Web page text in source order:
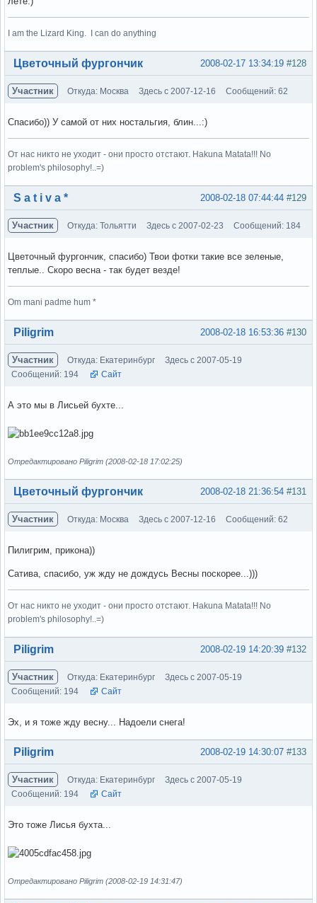
I am the Lizard King. I can do anything
Вне форума #128
2008-02-17 13:34:19
Цветочный фургончик
Участник Откуда: Москва Здесь с 2007-12-16 Сообщений: 62
Спасибо)) У самой от них ностальгия, блин...:)
От нас никто не уходит - они просто отстают. Hakuna Matata!!! No
problem's philosophy!..=)
Вне форума #129
2008-02-18 07:44:44
S a t i v a *
Участник Откуда: Тольятти Здесь с 2007-02-23 Сообщений: 184
Цветочный фургончик, спасибо) Твои фотки такие все зеленые,
теплые.. Скоро весна - так будет везде!
Om mani padme hum *
Вне форума #130
2008-02-18 16:53:36
Piligrim
Участник Откуда: Екатеринбург
Здесь с 2007-05-19
Сообщений: 194
Сайт
А это мы в Лисьей бухте...
Отредактировано Piligrim (2008-02-18 17:02:25)
Вне форума #131
2008-02-18 21:36:54
Цветочный фургончик
Участник Откуда: Москва Здесь с 2007-12-16 Сообщений: 62
Пилигрим, прикона))
Сатива, спасибо, уж жду не дождусь Весны поскорее...)))
От нас никто не уходит - они просто отстают. Hakuna Matata!!! No
problem's philosophy!..=)
Вне форума #132
2008-02-19 14:20:39
Piligrim
Участник Откуда: Екатеринбург
Здесь с 2007-05-19
Сообщений: 194
Сайт
Эх, и я тоже жду весну... Надоели снега!
Вне форума #133
2008-02-19 14:30:07
Piligrim
Участник Откуда: Екатеринбург
Здесь с 2007-05-19
Сообщений: 194
Сайт
Это тоже Лисья бухта...
Отредактировано Piligrim (2008-02-19 14:31:47)